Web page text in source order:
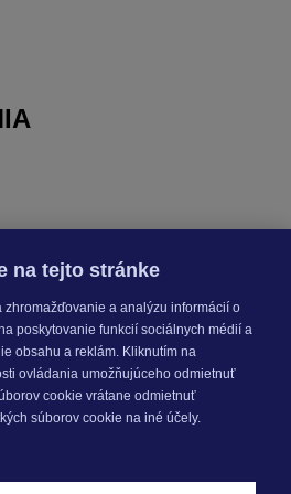
NOVINKY
O nás
Prihlásiť sa
na tejto stránke
a analýzu informácií o
poskytovanie funkcií sociálnych médií a
obsahu a reklám. Kliknutím na
ovládania umožňujúceho odmietnuť
cookie vrátane odmietnuť
súborov cookie na iné účely.